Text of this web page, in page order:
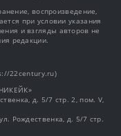
воспроизведение,
при условии указания
и взгляды авторов не
редакции.
22century.ru)
д. 5/7 стр. 2, пом. V,
Рождественка, д. 5/7 стр.